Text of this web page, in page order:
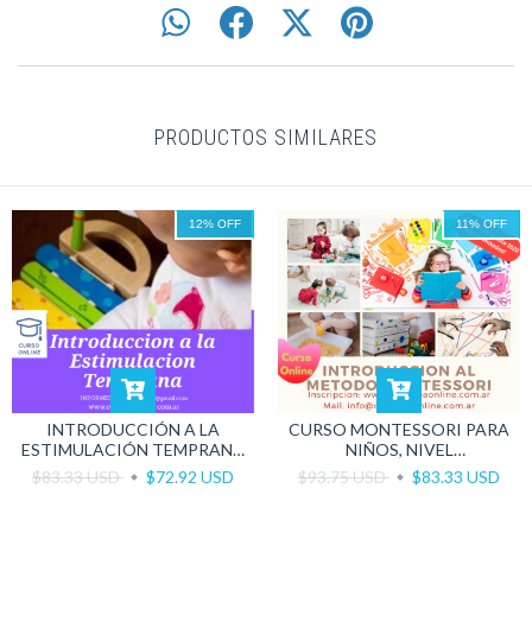
PRODUCTOS SIMILARES
12% OFF
INTRODUCCIÓN A LA
ESTIMULACIÓN TEMPRANA
EN NIÑOS DE 0 A 2 AÑOS
$83.33 USD $72.92 USD
11% OFF
CURSO MONTESSORI PARA
NIÑOS, NIVEL
INTRODUCTORIO
$93.75 USD $83.33 USD